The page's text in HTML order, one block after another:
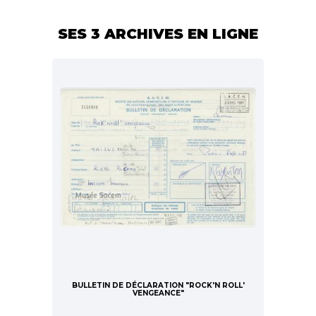
SES 3 ARCHIVES EN LIGNE
BULLETIN DE DÉCLARATION "ROCK'N ROLL'
VENGEANCE"